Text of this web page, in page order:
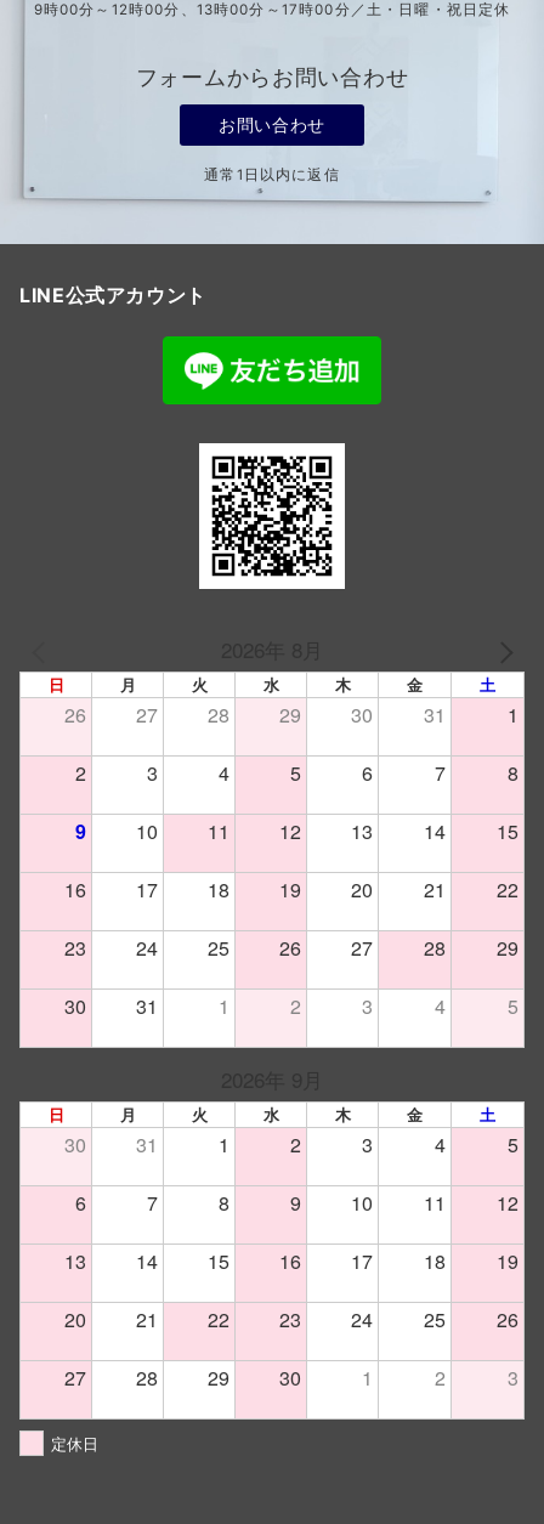
9時00分～12時00分、13時00分～17時00分／土・日曜・祝日定休
フォームからお問い合わせ
お問い合わせ
通常1日以内に返信
LINE公式アカウント
日 月 火 水 木 金 土
26 27 28 29 30 31 1
2 3 4 5 6 7 8
9 10 11 12 13 14 15
16 17 18 19 20 21 22
23 24 25 26 27 28 29
30 31 1 2 3 4 5
日 月 火 水 木 金 土
30 31 1 2 3 4 5
6 7 8 9 10 11 12
13 14 15 16 17 18 19
20 21 22 23 24 25 26
27 28 29 30 1 2 3
定休日